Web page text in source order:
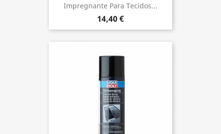
Impregnante Para Tecidos...
14,40 €